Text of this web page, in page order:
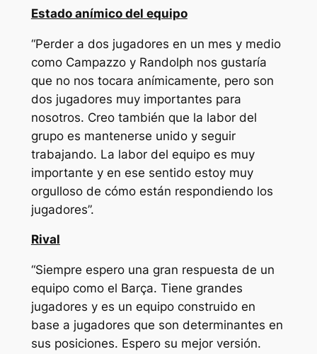
Estado anímico del equipo
“Perder a dos jugadores en un mes y medio
como Campazzo y Randolph nos gustaría
que no nos tocara anímicamente, pero son
dos jugadores muy importantes para
nosotros. Creo también que la labor del
grupo es mantenerse unido y seguir
trabajando. La labor del equipo es muy
importante y en ese sentido estoy muy
orgulloso de cómo están respondiendo los
jugadores”.
Rival
“Siempre espero una gran respuesta de un
equipo como el Barça. Tiene grandes
jugadores y es un equipo construido en
base a jugadores que son determinantes en
sus posiciones. Espero su mejor versión.